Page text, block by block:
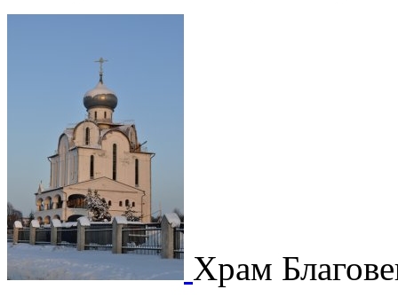
Храм